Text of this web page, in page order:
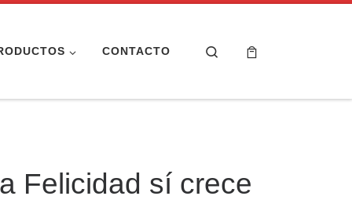
CONTACTO Search
Felicidad sí crece